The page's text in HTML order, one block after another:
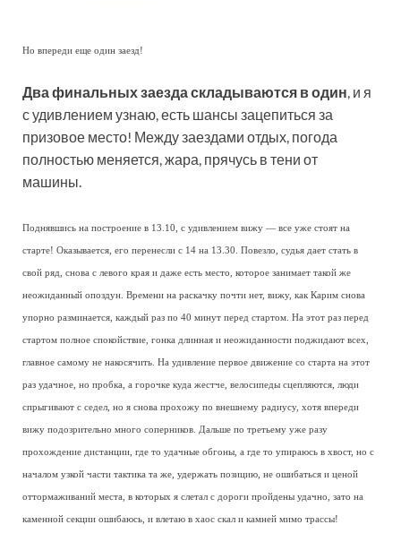
Но впереди еще один заезд!
Два финальных заезда складываются в один, и я
с удивлением узнаю, есть шансы зацепиться за
призовое место! Между заездами отдых, погода
полностью меняется, жара, прячусь в тени от
машины.
Поднявшись на построение в 13.10, с удивлением вижу — все уже стоят на
старте! Оказывается, его перенесли с 14 на 13.30. Повезло, судья дает стать в
свой ряд, снова с левого края и даже есть место, которое занимает такой же
неожиданный опоздун. Времени на раскачку почти нет, вижу, как Карим снова
упорно разминается, каждый раз по 40 минут перед стартом. На этот раз перед
стартом полное спокойствие, гонка длинная и неожиданности поджидают всех,
главное самому не накосячить. На удивление первое движение со старта на этот
раз удачное, но пробка, а горочке куда жестче, велосипеды сцепляются, люди
спрыгивают с седел, но я снова прохожу по внешнему радиусу, хотя впереди
вижу подозрительно много соперников. Дальше по третьему уже разу
прохождение дистанции, где то удачные обгоны, а где то упираюсь в хвост, но с
началом узкой части тактика та же, удержать позицию, не ошибаться и ценой
оттормаживаний места, в которых я слетал с дороги пройдены удачно, зато на
каменной секции ошибаюсь, и влетаю в хаос скал и камней мимо трассы!